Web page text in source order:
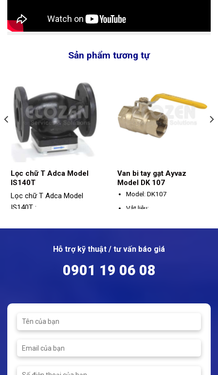
Sản phẩm tương tự
Lọc chữ T Adca Model
IS140T
Lọc chữ T Adca Model
IS140T :
Kích thước: DN15 – DN100
Van bi tay gạt Ayvaz
Model DK 107
Model: DK107
Vật liệu:
Thân: Đồng
Bi: Thép
Kết nối: Ren
Nhiệt độ tối đa: 120ºC
Hỗ trợ kỹ thuật / tư vấn báo giá
0901 19 06 08